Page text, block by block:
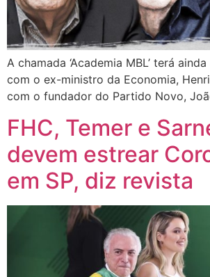
A chamada ‘Academia MBL’ terá
com o ex-ministro da Economia,
com o fundador do Partido Novo,
FHC, Temer e
devem estrear
em SP, diz revista